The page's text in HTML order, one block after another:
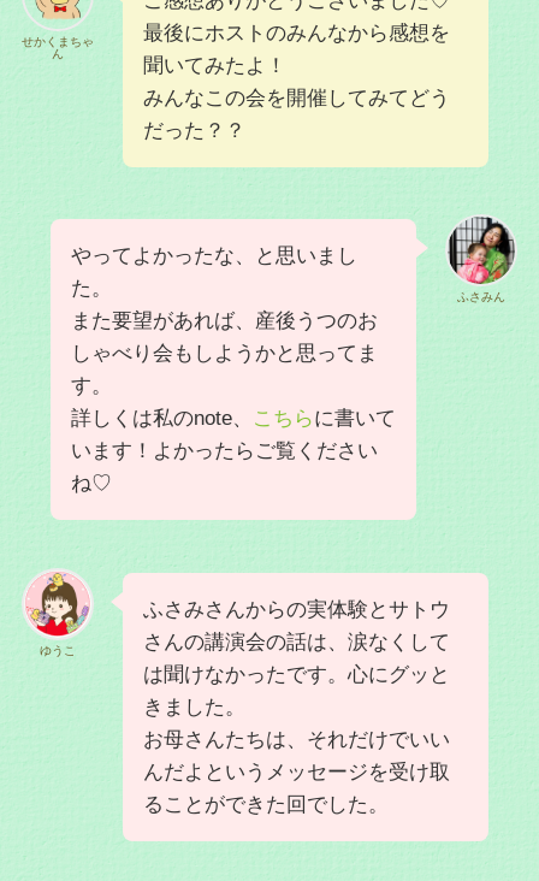
せかくまちゃ
ん
最後にホストのみんなから感想を
聞いてみたよ！
みんなこの会を開催してみてどう
だった？？
ふさみん
やってよかったな、と思いまし
た。
また要望があれば、産後うつのお
しゃべり会もしようかと思ってま
す。
詳しくは私のnote、
こちらに書いて
います！よかったらご覧ください
ね♡
ゆうこ
ふさみさんからの実体験とサトウ
さんの講演会の話は、涙なくして
は聞けなかったです。心にグッと
きました。
お母さんたちは、それだけでいい
んだよというメッセージを受け取
ることができた回でした。